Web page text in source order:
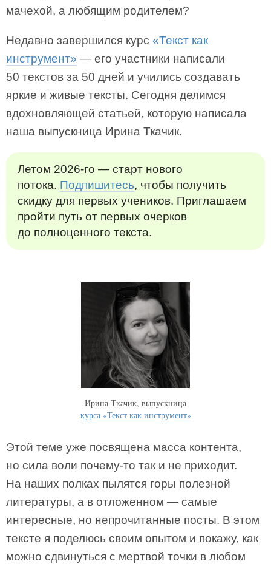
мачехой, а любящим родителем?
Недавно завершился курс «Текст как
инструмент» — его участники написали
50 текстов за 50 дней и учились создавать
яркие и живые тексты. Сегодня делимся
вдохновляющей статьей, которую написала
наша выпускница Ирина Ткачик.
Летом 2026-го — старт нового
потока. Подпишитесь, чтобы получить
скидку для первых учеников. Приглашаем
пройти путь от первых очерков
до полноценного текста.
Ирина Ткачик, выпускница
курса «Текст как инструмент»
Этой теме уже посвящена масса контента,
но сила воли почему-то так и не приходит.
На наших полках пылятся горы полезной
литературы, а в отложенном — самые
интересные, но непрочитанные посты. В этом
тексте я поделюсь своим опытом и покажу, как
можно сдвинуться с мертвой точки в любом